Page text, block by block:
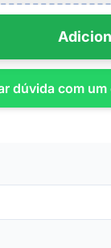
dúvida com um